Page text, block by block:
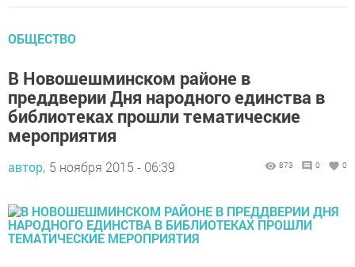
ОБЩЕСТВО
В Новошешминском районе в
преддверии Дня народного единства в
библиотеках прошли тематические
мероприятия
автор, 5 ноября 2015 - 06:39 873 0 0